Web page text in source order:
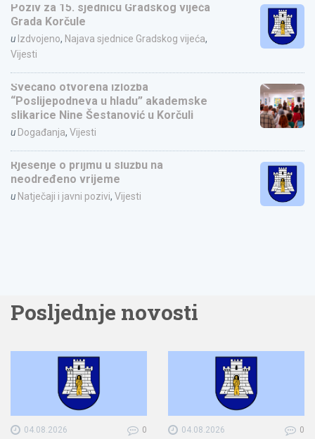
Poziv za 15. sjednicu Gradskog vijeća
Grada Korčule
u Izdvojeno, Najava sjednice Gradskog vijeća,
Vijesti
Svečano otvorena izložba
“Poslijepodneva u hladu” akademske
slikarice Nine Šestanović u Korčuli
u Događanja, Vijesti
Rješenje o prijmu u službu na
neodređeno vrijeme
u Natječaji i javni pozivi, Vijesti
Posljednje novosti
04.08.2026 0 04.08.2026 0